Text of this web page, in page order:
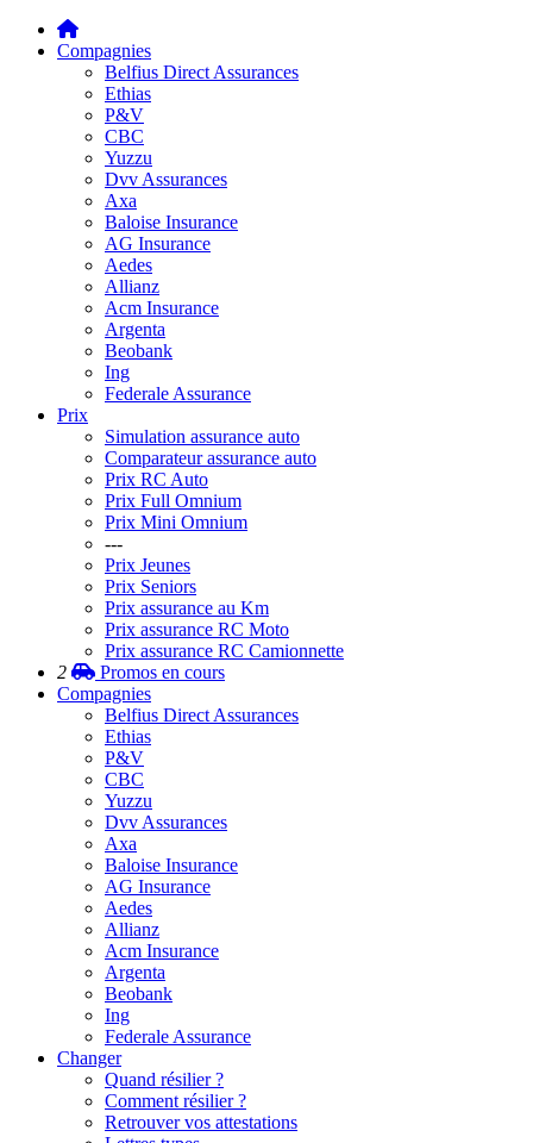
Compagnies
Belfius Direct Assurances
Ethias
P&V
CBC
Yuzzu
Dvv Assurances
Axa
Baloise Insurance
AG Insurance
Aedes
Allianz
Acm Insurance
Argenta
Beobank
Ing
Federale Assurance
Prix
Simulation assurance auto
Comparateur assurance auto
Prix RC Auto
Prix Full Omnium
Prix Mini Omnium
---
Prix Jeunes
Prix Seniors
Prix assurance au Km
Prix assurance RC Moto
Prix assurance RC Camionnette
2
Promos en cours
Compagnies
Belfius Direct Assurances
Ethias
P&V
CBC
Yuzzu
Dvv Assurances
Axa
Baloise Insurance
AG Insurance
Aedes
Allianz
Acm Insurance
Argenta
Beobank
Ing
Federale Assurance
Changer
Quand résilier ?
Comment résilier ?
Retrouver vos attestations